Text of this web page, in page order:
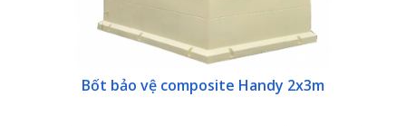
Bốt bảo vệ composite Handy 2x3m